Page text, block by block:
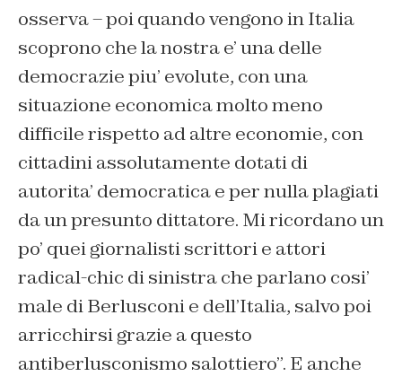
osserva – poi quando vengono in Italia
scoprono che la nostra e’ una delle
democrazie piu’ evolute, con una
situazione economica molto meno
difficile rispetto ad altre economie, con
cittadini assolutamente dotati di
autorita’ democratica e per nulla plagiati
da un presunto dittatore. Mi ricordano un
po’ quei giornalisti scrittori e attori
radical-chic di sinistra che parlano cosi’
male di Berlusconi e dell’Italia, salvo poi
arricchirsi grazie a questo
antiberlusconismo salottiero”. E anche